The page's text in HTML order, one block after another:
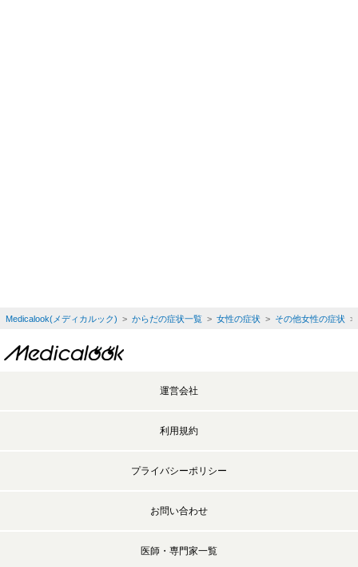
Medicalook(メディカルック) > からだの症状一覧> 女性の症状> その他女性の症状>
運営会社
利用規約
プライバシーポリシー
お問い合わせ
医師・専門家一覧